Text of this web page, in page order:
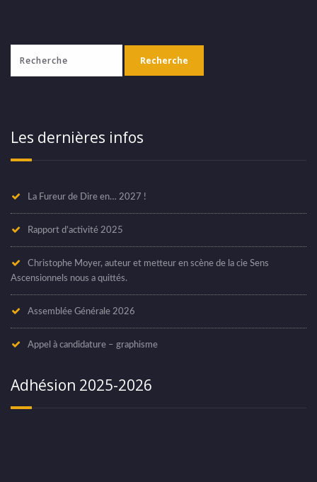
Les dernières infos
La Fureur de Dire en… 2027 !
Rapport d’activité 2025
Christophe Moyer, auteur et metteur en scène de la cie Sens
Ascensionnels nous a quittés.
Assemblée Générale 2026
Appel à candidature – graphisme
Adhésion 2025-2026